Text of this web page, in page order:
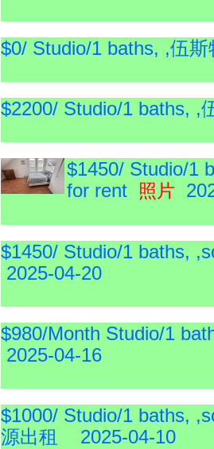
$0/ Studio/1 baths, ,伍
$2200/ Studio/1 baths,
$1450/ Studio/1
for rent 照片
$1450/ Studio/1 baths,
2025-04-20
$980/Month Studio/1
2025-04-16
$1000/ Studio/1 baths,
源出租 2025-04-10